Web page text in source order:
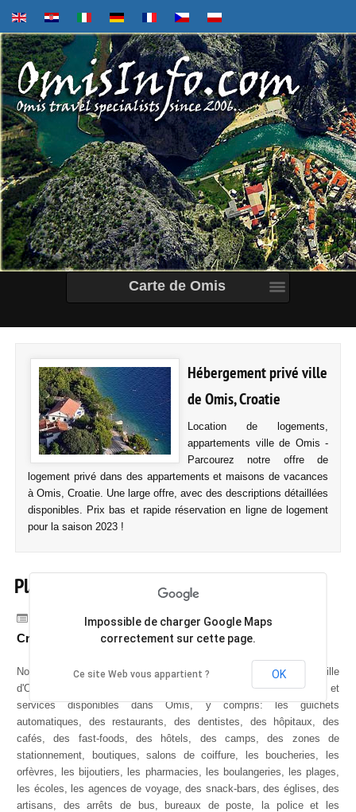
Carte de Omis
Hébergement privé ville
de Omis, Croatie
Location de logements,
appartements ville de Omis -
Parcourez notre offre de
logement privé dans des appartements et maisons de vacances
à Omis, Croatie. Une large offre, avec des descriptions détaillées
disponibles. Prix bas et rapide réservation en ligne de logement
pour la saison 2023 !
Plan de la ville d'Omis
Catégorie :Bienvenue à Omis,
Croatie!
Nous vous présentons le meilleur et le plan le plus détaillé de la ville
d'Omis. Sur ce plan, vous pouvez trouver la plupart des entreprises et
services disponibles dans Omis, y compris: les guichets
automatiques, des restaurants, des dentistes, des hôpitaux, des
cafés, des fast-foods, des hôtels, des camps, des zones de
stationnement, boutiques, salons de coiffure, les boucheries, les
orfèvres, les bijoutiers, les pharmacies, les boulangeries, les plages,
les écoles, les agences de voyage, des snack-bars, des églises, des
artisans, des arrêts de bus, bureaux de poste, la police et les
Impossible de charger Google Maps
correctement sur cette page.
Ce site Web vous appartient ? OK